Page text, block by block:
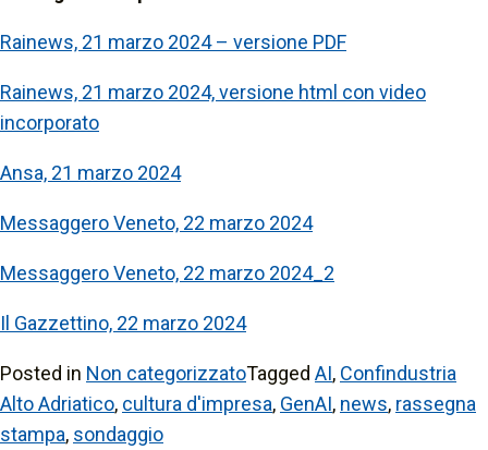
Rainews, 21 marzo 2024 – versione PDF
Rainews, 21 marzo 2024, versione html con video
incorporato
Ansa, 21 marzo 2024
Messaggero Veneto, 22 marzo 2024
Messaggero Veneto, 22 marzo 2024_2
Il Gazzettino, 22 marzo 2024
Posted in Non categorizzatoTagged AI, Confindustria
Alto Adriatico, cultura d'impresa, GenAI, news, rassegna
stampa, sondaggio